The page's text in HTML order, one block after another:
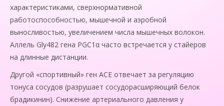
характеристиками, сверхнормативной
работоспособностью, мышечной и аэробной
выносливостью, увеличением числа мышечных волокон.
Аллель Gly482 гена PGC1α часто встречается у стайеров
на длинные дистанции.
Другой «спортивный» ген ACE отвечает за регуляцию
тонуса сосудов (разрушает сосудорасширяющий белок
брадикинин). Снижение артериального давления у